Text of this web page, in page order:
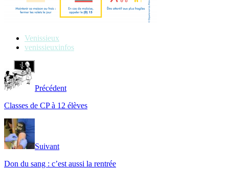
Venissieux
venissieuxinfos
Précédent
Classes de CP à 12 élèves
Suivant
Don du sang : c’est aussi la rentrée